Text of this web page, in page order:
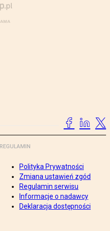
REGULAMIN
Polityka Prywatności
Zmiana ustawień zgód
Regulamin serwisu
Informacje o nadawcy
Deklaracja dostępności